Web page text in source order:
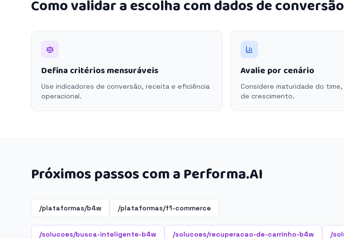
Como validar a escolha com dados de conversão
Defina critérios mensuráveis
Use indicadores de conversão, receita e eficiência
operacional.
Avalie por cenário
Considere maturidade do
de crescimento.
Próximos passos com a Performa.AI
/plataformas/b4w /plataformas/f1-commerce
/solucoes/busca-inteligente-b4w /solucoes/recuperacao-de-carrinho-b4w /